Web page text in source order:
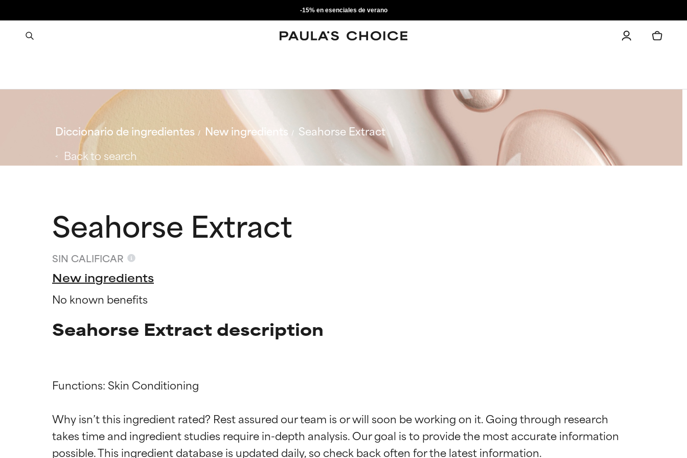
-15% en esenciales de verano
Diccionario de ingredientes New ingredients
Seahorse Extract
Back to search
Seahorse Extract
SIN CALIFICAR
New ingredients
No known benefits
Seahorse Extract description
Functions: Skin Conditioning
Why isn’t this ingredient rated? Rest assured our team is or will soon be working on it. Going through research
takes time and ingredient studies require in-depth analysis. Our goal is to provide the most accurate information
EXCELENTE
Ingrediente sobresaliente con beneficios reales para la piel. Su eficacia está demostrada y
EXCELENTE
Ingrediente sobresaliente con beneficios reales para la piel. Su eficacia está demostrada y